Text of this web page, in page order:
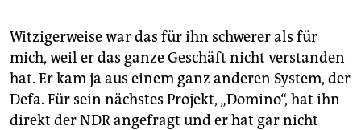
Witzigerweise war das für ihn schwerer als für
mich, weil er das ganze Geschäft nicht verstanden
hat. Er kam ja aus einem ganz anderen System, der
Defa. Für sein nächstes Projekt, „Domino“, hat ihn
direkt der NDR angefragt und er hat gar nicht